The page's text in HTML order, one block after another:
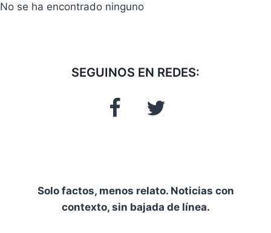
No se ha encontrado ninguno
SEGUINOS EN REDES:
Solo factos, menos relato. Noticias con
contexto, sin bajada de línea.